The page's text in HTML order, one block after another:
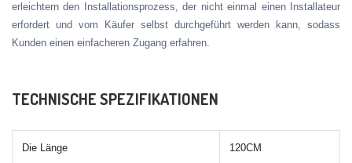
erleichtern den Installationsprozess, der nicht einmal einen Installateur
erfordert und vom Käufer selbst durchgeführt werden kann, sodass
Kunden einen einfacheren Zugang erfahren.
TECHNISCHE SPEZIFIKATIONEN
Die Länge 120CM